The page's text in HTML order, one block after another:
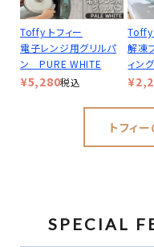
Toffy トフィー
電子レンジ用グリルパ
ン PURE WHITE
¥5,280税込
Toffy
解凍
ィン
¥
トフィ
SPECIAL